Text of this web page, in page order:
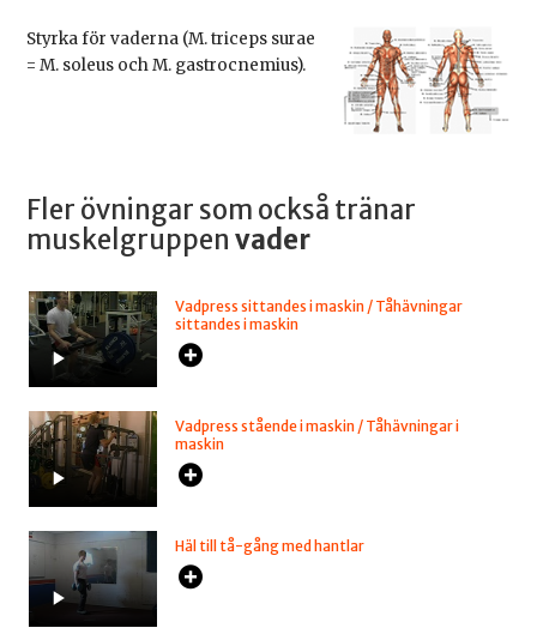
Styrka för vaderna (M. triceps surae
= M. soleus och M. gastrocnemius).
Fler övningar som också tränar
muskelgruppenvader
Vadpress sittandes i maskin / Tåhävningar
sittandes i maskin
Vadpress stående i maskin / Tåhävningar i
maskin
Häl till tå-gång med hantlar